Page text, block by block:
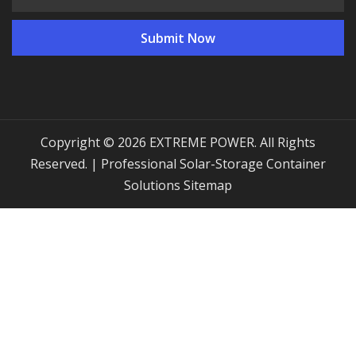
Copyright © 2026 EXTREME POWER. All Rights
Reserved. | Professional Solar-Storage Container
Solutions
Sitemap